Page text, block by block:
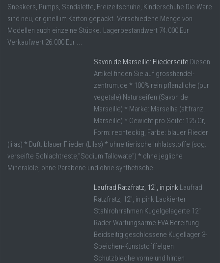
Sneakers, Pumps, Sandalette, Freizeitschuhe, Kinderschuhe Die Ware
sind neu, originell im Karton gepackt. Verschiedene Menge von
Modellen auch einzelne Stücke. Lagerbestandwert 74.000 Eur
Verkaufwert 26.000 Eur ...
Savon de Marseille: Fliederseife Diesen
Artikel finden Sie auf grosshandel-
zentrum.de * 100% rein pflanzliche (pur
vegetale) Naturseifen (Savon de
Marseille) * Marke: Marselha (altfranz.
Marseille) * Gewicht pro Seife: 125 Gr,
Form: rechteckig, Farbe: blauer Flieder
(lilas) * Duft: blauer Flieder (Lilas) * ohne tierische Inhlatsstoffe (sog.
verseifte Schlachtreste,"Sodium Tallowate") * ohne jegliche
Mineralöle, ohne Parabene und ohne synthetische ...
Laufrad Ratzfratz, 12″, in pink Laufrad
Ratzfratz, 12", in pink Lackierter
Stahlrohrrahmen Kugelgelagerte 12"
Räder Wartungsarme EVA Bereifung
Beidseitig geschlossene Kugellager 3-
Speichen-Kunststofffelgen
Schutzbleche vorne und hinten